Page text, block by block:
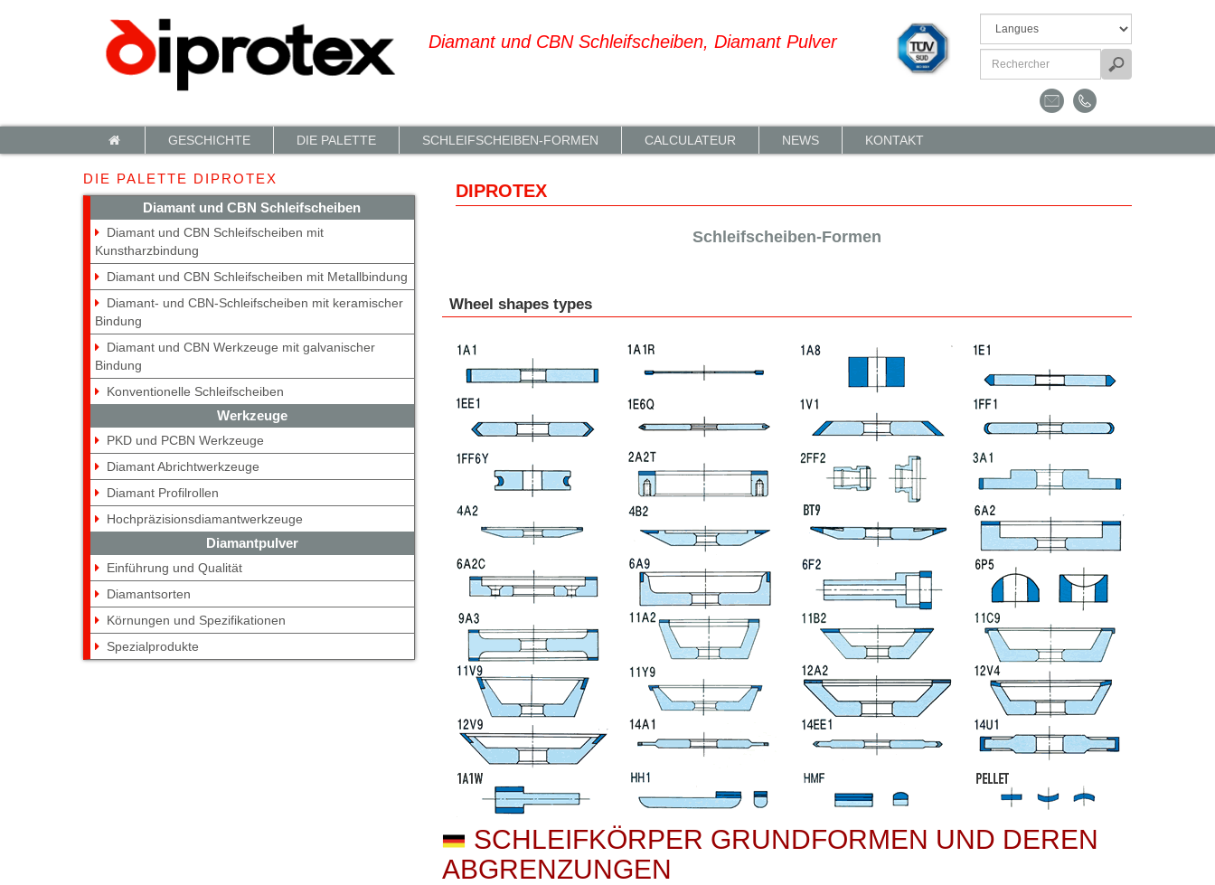
Diamant und CBN Schleifscheiben, Diamant Pulver
GESCHICHTE DIE PALETTE SCHLEIFSCHEIBEN-FORMEN CALCULATEUR NEWS KONTAKT
DIE PALETTE DIPROTEX
Diamant und CBN Schleifscheiben
Diamant und CBN Schleifscheiben mit
Kunstharzbindung
Diamant und CBN Schleifscheiben mit Metallbindung
Diamant- und CBN-Schleifscheiben mit keramischer
Bindung
Diamant und CBN Werkzeuge mit galvanischer
Bindung
Konventionelle Schleifscheiben
Werkzeuge
PKD und PCBN Werkzeuge
Diamant Abrichtwerkzeuge
Diamant Profilrollen
Hochpräzisionsdiamantwerkzeuge
Diamantpulver
Einführung und Qualität
Diamantsorten
Körnungen und Spezifikationen
Spezialprodukte
DIPROTEX
Schleifscheiben-Formen
Wheel shapes types
SCHLEIFKÖRPER GRUNDFORMEN UND DEREN
ABGRENZUNGEN